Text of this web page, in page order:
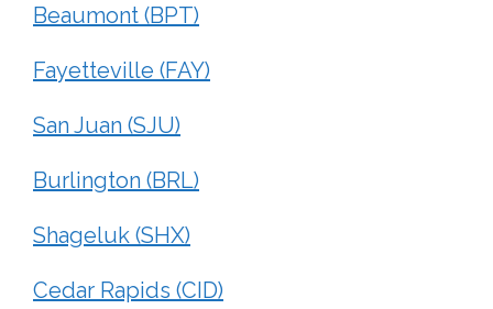
Beaumont (BPT)
Fayetteville (FAY)
San Juan (SJU)
Burlington (BRL)
Shageluk (SHX)
Cedar Rapids (CID)